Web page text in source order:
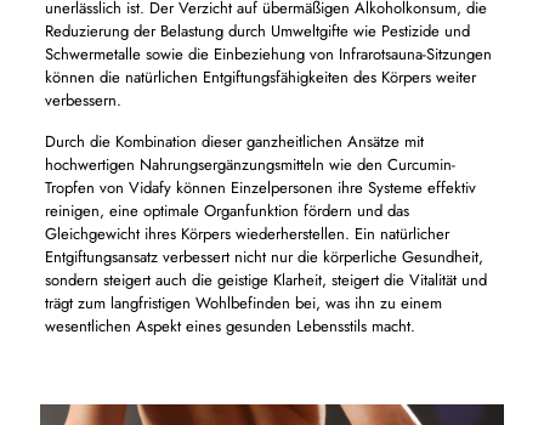
unerlässlich ist. Der Verzicht auf übermäßigen Alkoholkonsum, die
Reduzierung der Belastung durch Umweltgifte wie Pestizide und
Schwermetalle sowie die Einbeziehung von Infrarotsauna-Sitzungen
können die natürlichen Entgiftungsfähigkeiten des Körpers weiter
verbessern.
Durch die Kombination dieser ganzheitlichen Ansätze mit
hochwertigen Nahrungsergänzungsmitteln wie den Curcumin-
Tropfen von Vidafy können Einzelpersonen ihre Systeme effektiv
reinigen, eine optimale Organfunktion fördern und das
Gleichgewicht ihres Körpers wiederherstellen. Ein natürlicher
Entgiftungsansatz verbessert nicht nur die körperliche Gesundheit,
sondern steigert auch die geistige Klarheit, steigert die Vitalität und
trägt zum langfristigen Wohlbefinden bei, was ihn zu einem
wesentlichen Aspekt eines gesunden Lebensstils macht.